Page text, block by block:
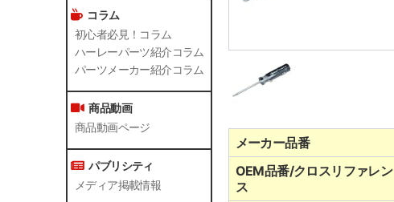
コラム
初心者必見！コラム
ハーレーパーツ紹介コラム
パーツメーカー紹介コラム
商品動画
商品動画ページ
パブリシティ
メディア掲載情報
メーカー品番
OEM品番/クロスリファレン
ス